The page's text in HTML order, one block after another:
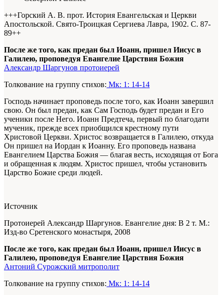
+++Горский А. В. прот. История Евангельская и Церкви
Апостольской. Свято-Троицкая Сергиева Лавра, 1902. С. 87-
89++
После же того, как предан был Иоанн, пришел Иисус в
Галилею, проповедуя Евангелие Царствия Божия
Александр Шаргунов протоиерей
Толкование на группу стихов: Мк: 1: 14-14
Господь начинает проповедь после того, как Иоанн завершил
свою. Он был предан, как Сам Господь будет предан и Его
ученики после Него. Иоанн Предтеча, первый по благодати
мученик, прежде всех приобщился крестному пути
Христовой Церкви. Христос возвращается в Галилею, откуда
Он пришел на Иордан к Иоанну. Его проповедь названа
Евангелием Царства Божия — благая весть, исходящая от Бога
и обращенная к людям. Христос пришел, чтобы установить
Царство Божие среди людей.
Источник
Протоиерей Александр Шаргунов. Евангелие дня: В 2 т. М.:
Изд-во Сретенского монастыря, 2008
После же того, как предан был Иоанн, пришел Иисус в
Галилею, проповедуя Евангелие Царствия Божия
Антоний Сурожский митрополит
Толкование на группу стихов: Мк: 1: 14-14